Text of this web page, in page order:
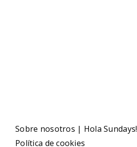
Sobre nosotros | Hola Sundays!
Política de cookies